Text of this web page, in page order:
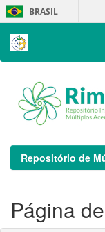
Skip
navigation
BRASIL
Repositório de
Página